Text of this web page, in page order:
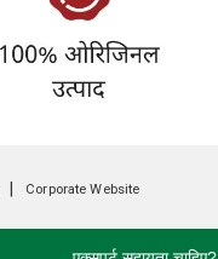
Corporate Website